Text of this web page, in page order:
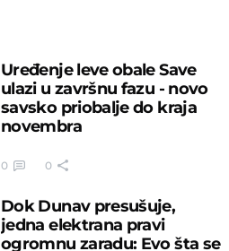
Uređenje leve obale Save
ulazi u završnu fazu - novo
savsko priobalje do kraja
novembra
0 0
Dok Dunav presušuje,
jedna elektrana pravi
ogromnu zaradu: Evo šta se